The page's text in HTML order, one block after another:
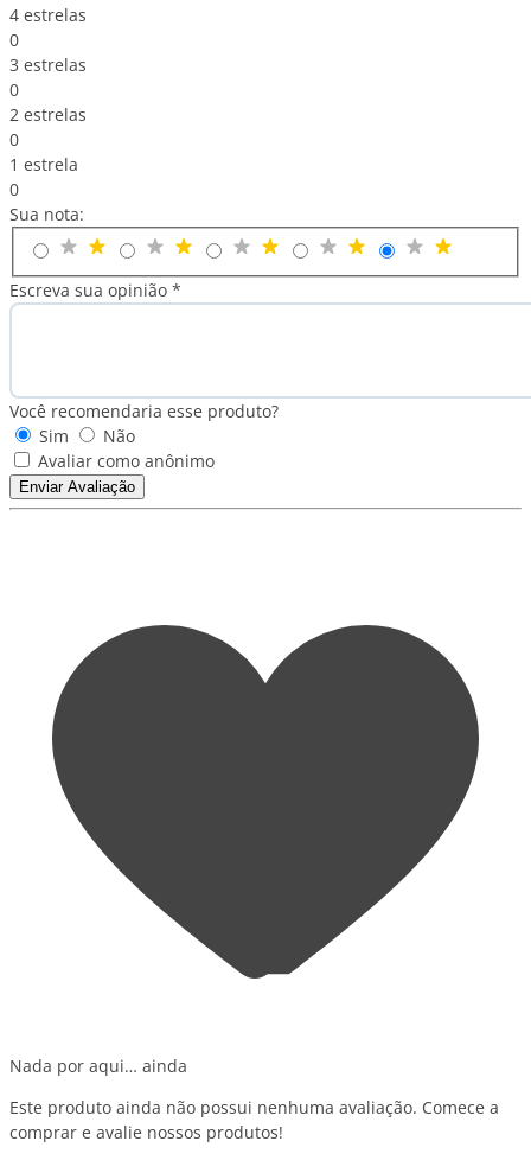
4 estrelas
0
3 estrelas
0
2 estrelas
0
1 estrela
0
Sua nota:
Escreva sua opinião *
Você recomendaria esse produto?
Sim
Não
Avaliar como anônimo
Enviar Avaliação
Nada por aqui… ainda
Este produto ainda não possui nenhuma avaliação. Comece a
comprar e avalie nossos produtos!